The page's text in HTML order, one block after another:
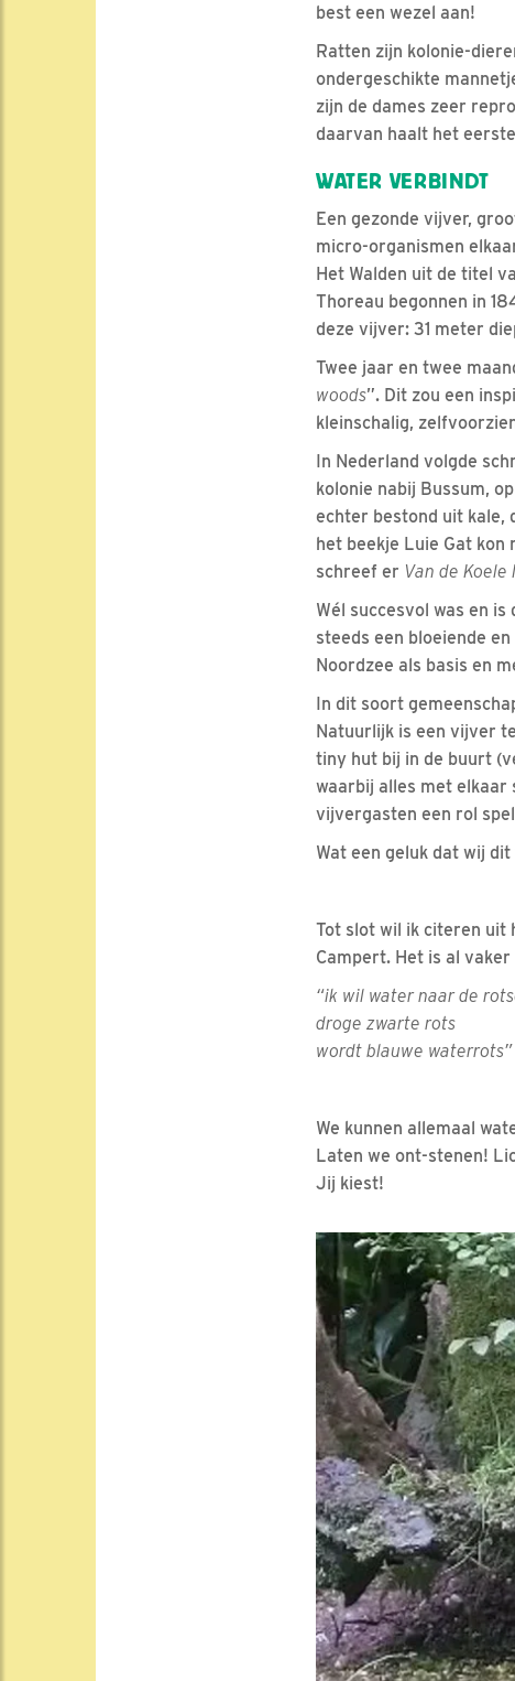
best een wezel aan!
Ratten zijn kolonie-
ondergeschikte
zijn de dames zeer
daarvan haalt het
WATER VERBINDT
Een gezonde vijver,
micro-organismen
Het Walden uit de titel
Thoreau begonnen in
deze vijver: 31 meter
Twee jaar en twee
woods”. Dit zou een
kleinschalig,
In Nederland volgde
kolonie nabij Bussum,
echter bestond uit kale,
het beekje Luie Gat kon
schreef er Van de Koele
Wél succesvol was en is
steeds een bloeiende
Noordzee als basis en
In dit soort
Natuurlijk is een vijver
tiny hut bij in de buurt
waarbij alles met elkaar
vijvergasten een rol
Wat een geluk dat wij
Tot slot wil ik citeren uit
Campert. Het is al
“ik wil water naar de
droge zwarte rots
wordt blauwe waterrots”
We kunnen allemaal
Laten we ont-stenen!
Jij kiest!